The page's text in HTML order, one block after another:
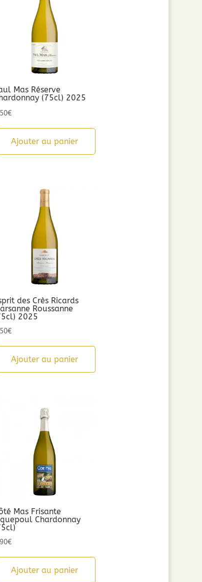
Mas Réserve
(75cl) 2025
€
Ajouter au panier
des Crès Ricards
Roussanne
2025
€
Ajouter au panier
Mas Frisante
Chardonnay
€
Ajouter au panier